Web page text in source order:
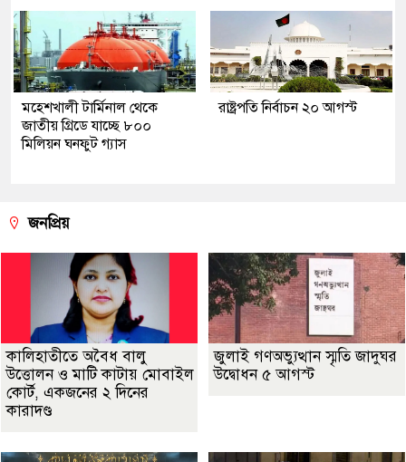
মহেশখালী টার্মিনাল থেকে
জাতীয় গ্রিডে যাচ্ছে ৮০০
মিলিয়ন ঘনফুট গ্যাস
রাষ্ট্রপতি নির্বাচন ২০ আগস্ট
জনপ্রিয়
কালিহাতীতে অবৈধ বালু
উত্তোলন ও মাটি কাটায় মোবাইল
কোর্ট, একজনের ২ দিনের
কারাদণ্ড
জুলাই গণঅভ্যুত্থান স্মৃতি জাদুঘর
উদ্বোধন ৫ আগস্ট